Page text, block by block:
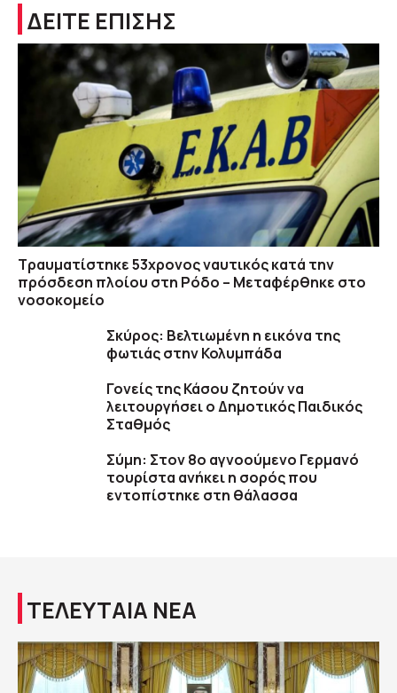
ΔΕΙΤΕ ΕΠΙΣΗΣ
Τραυματίστηκε 53χρονος ναυτικός κατά την
πρόσδεση πλοίου στη Ρόδο – Μεταφέρθηκε στο
νοσοκομείο
Σκύρος: Βελτιωμένη η εικόνα της
φωτιάς στην Κολυμπάδα
Γονείς της Κάσου ζητούν να
λειτουργήσει ο Δημοτικός Παιδικός
Σταθμός
Σύμη: Στον 8ο αγνοούμενο Γερμανό
τουρίστα ανήκει η σορός που
εντοπίστηκε στη θάλασσα
ΤΕΛΕΥΤΑΙΑ ΝΕΑ